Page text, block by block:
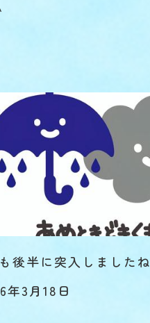
後半に突入しましたね
年3月18日